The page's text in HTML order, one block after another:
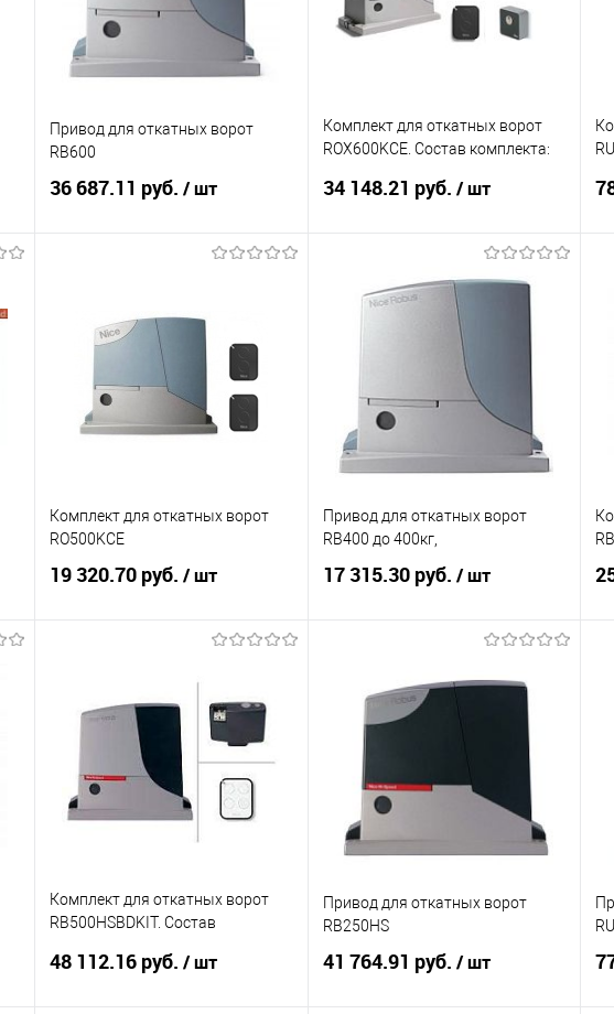
Привод для откатных ворот
RB600
36 687.11 руб. / шт
Купить в 1 клик
К сравнению
Под заказ
Комплект для откатных ворот
ROX600KCE. Состав комплекта:
FLO2RE - 1 шт;
34 148.21 руб. / шт
В корзину
К сравнению
Под заказ
Комплект для откатных ворот
RO500KCE
19 320.70 руб. / шт
Купить в 1 клик
К сравнению
В избранное
Под заказ
Привод для откатных ворот
RB400 до 400кг,
17 315.30 руб. / шт
Купить в 1 клик
К сравнению
В избранное
Под заказ
Комплект для откатных ворот
RB500HSBDKIT. Состав
шт, приемник OXIBD -
48 112.16 руб. / шт
Привод для откатных ворот
RB250HS
41 764.91 руб. / шт